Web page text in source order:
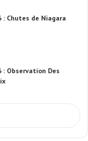
: Chutes de Niagara
: Observation Des